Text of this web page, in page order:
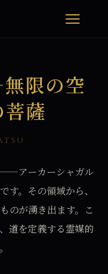
限の空
菩薩
——アーカーシャガル
。その領域から、
のが湧き出ます。こ
道を定義する霊媒的